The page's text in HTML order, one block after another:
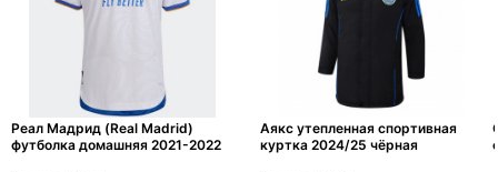
Реал Мадрид (Real Madrid)
футболка домашняя 2021-2022
Аякс утепленная спортивная
куртка 2024/25 чёрная